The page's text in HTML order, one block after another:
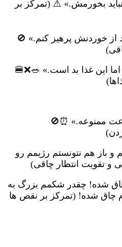
نباید بخورمش.» ⚠️ (تمرکز بر
از خوردنش پرهیز کنم.» 🚫
این غذا بد است.» 🥗❌🍔
ممنوعه.» ⏰🚫
باز هم نتونستم رژیمم رو
و تقویت انتظار چاقی)
شده! چقدر شکمم بزرگ به
چاق شده! (تمرکز بر نقص ها